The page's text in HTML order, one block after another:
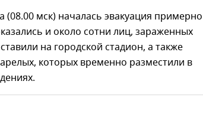
(08.00 мск) началась эвакуация
и около сотни лиц, зараженных
на городской стадион, а также
которых временно разместили в